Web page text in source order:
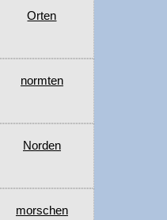
Orten
normten
Norden
morschen